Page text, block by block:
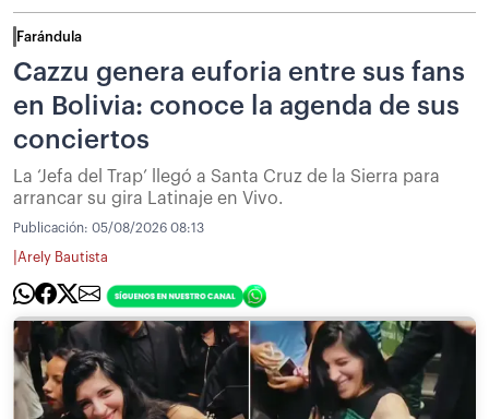
Farándula
Cazzu genera euforia entre sus fans
en Bolivia: conoce la agenda de sus
conciertos
La ‘Jefa del Trap’ llegó a Santa Cruz de la Sierra para
arrancar su gira Latinaje en Vivo.
Publicación: 05/08/2026 08:13
Arely Bautista